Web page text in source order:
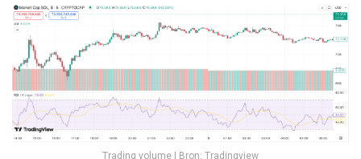
Trading volume | Bron: Tradingview